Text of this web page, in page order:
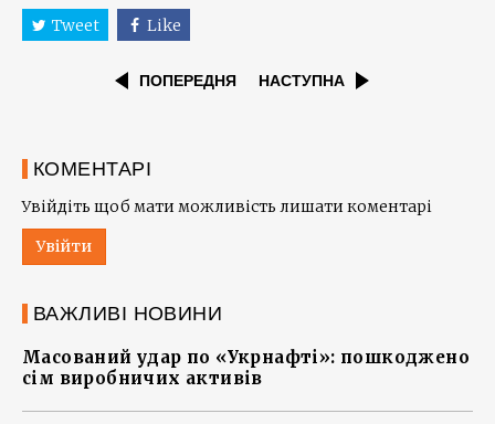
Tweet Like
ПОПЕРЕДНЯ НАСТУПНА
КОМЕНТАРІ
Увійдіть щоб мати можливість лишати коментарі
Увійти
ВАЖЛИВІ НОВИНИ
Масований удар по «Укрнафті»: пошкоджено
сім виробничих активів